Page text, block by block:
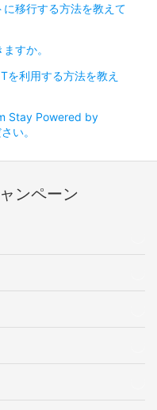
移行する方法を教えて
すか。
利用する方法を教え
Stay Powered by
い。
ンペーン